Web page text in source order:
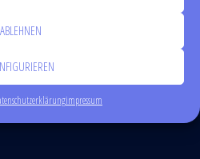
ABLEHNEN
impressum